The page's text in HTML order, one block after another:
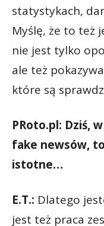
statystykach,
Myślę, że to też
nie jest tylko
ale też
które są
PRoto.pl: Dziś,
fake newsów,
istotne…
E.T.: Dlatego
jest też praca